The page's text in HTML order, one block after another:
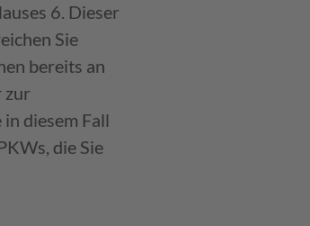
6. Dieser
Sie
bereits an
zur
diesem Fall
die Sie